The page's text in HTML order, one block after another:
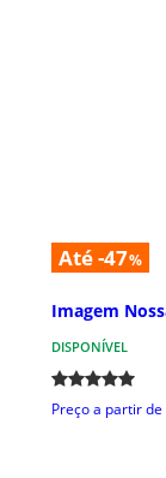
Até -47%
Imagem
DISPONÍVEL
Preço a partir de